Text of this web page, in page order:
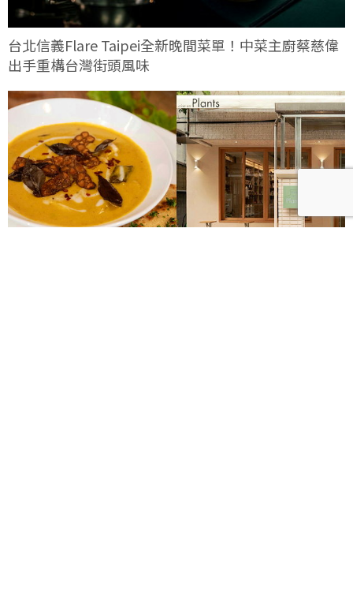
台北信義Flare Taipei全新晚間菜單！中菜主廚蔡慈偉
出手重構台灣街頭風味